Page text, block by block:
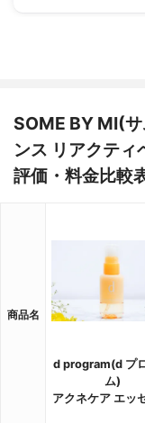
SOME BY MI(
ンス リアクティ
評価・料金比較
商品名
d program(d プ
ム)
アクネケア エッ